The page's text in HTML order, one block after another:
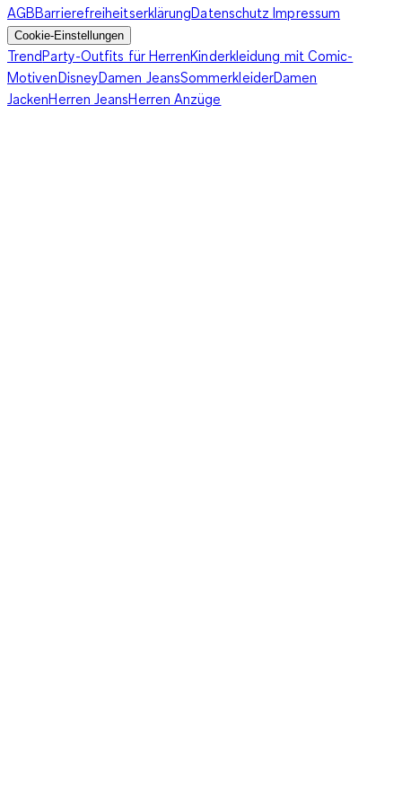
sich. Bei Minustemperaturen ist ein schickes Wollkleid aus
Feinstrick eine ausgezeichnete Wahl. Dabei kann dieses
figurbetont oder weit sein. Wenn es zum Rahmen der
Hochzeit passt, kannst Du ein kurzes Modell mit einer
blickdichten Strumpfhose und schicken Stiefeletten
AGBBarrierefreiheitserklärungDatenschutzImpressum
Cookie-Einstellungen
TrendParty-Outfits für HerrenKinderkleidung mit Comic-
MotivenDisneyDamen JeansSommerkleiderDamen
JackenHerren JeansHerren Anzüge